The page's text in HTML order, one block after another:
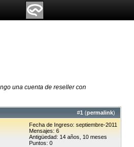
una cuenta de reseller con
#1 (permalink)
Fecha de Ingreso: septiembre-2011
Mensajes: 6
Antigüedad: 14 años, 10 meses
Puntos: 0